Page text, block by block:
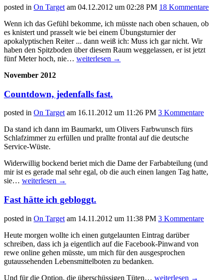
posted in On Target am 04.12.2012 um 02:28 PM 18 Kommentare
Wenn ich das Gefühl bekomme, ich müsste nach oben schauen, ob
es knistert und prasselt wie bei einem Übungsturnier der
apokalyptischen Reiter ... dann weiß ich: Muss ich gar nicht. Wir
haben den Spitzboden über diesem Raum weggelassen, er ist jetzt
fünf Meter hoch, nie… weiterlesen →
November 2012
Countdown, jedenfalls fast.
posted in On Targetam 16.11.2012 um 11:26 PM 3 Kommentare
Da stand ich dann im Baumarkt, um Olivers Farbwunsch fürs
Schlafzimmer zu erfüllen und prallte frontal auf die deutsche
Service-Wüste.
Widerwillig bockend beriet mich die Dame der Farbabteilung (und
mir ist es gerade mal sehr egal, ob die auch einen langen Tag hatte,
sie… weiterlesen →
Fast hätte ich gebloggt.
posted in On Target am 14.11.2012 um 11:38 PM 3 Kommentare
Heute morgen wollte ich einen gutgelaunten Eintrag darüber
schreiben, dass ich ja eigentlich auf die Facebook-Pinwand von
rewe online gehen müsste, um mich für den ausgesprochen
gutaussehenden Lebensmittelboten zu bedanken.
Und für die Option, die überschüssigen Tüten… weiterlesen →